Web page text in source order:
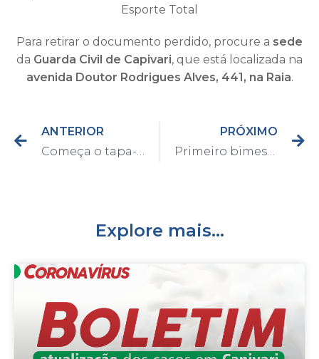
Esporte Total
Para retirar o documento perdido, procure a sede
da Guarda Civil de Capivari, que está localizada na
avenida Doutor Rodrigues Alves, 441, na Raia.
ANTERIOR
Começa o tapa-buracos na avenida Brigadeiro Faria Lima
PRÓXIMO
Primeiro bimestre do ano letivo será somente com aulas remotas
Explore mais...